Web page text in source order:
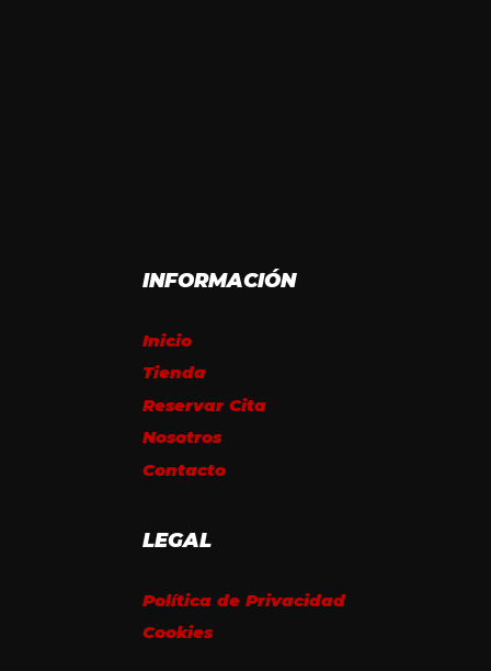
INFORMACIÓN
Inicio
Tienda
Reservar Cita
Nosotros
Contacto
LEGAL
Política de Privacidad
Cookies